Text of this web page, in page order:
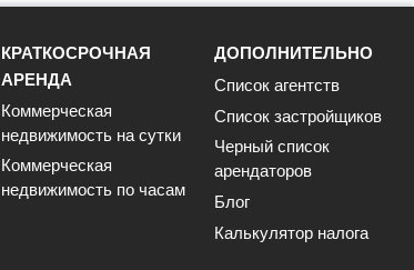
КРАТКОСРОЧНАЯ
АРЕНДА
Коммерческая
недвижимость на сутки
Коммерческая
недвижимость по часам
ДОПОЛНИТЕЛЬНО
Список агентств
Список застройщиков
Черный список
арендаторов
Блог
Калькулятор налога